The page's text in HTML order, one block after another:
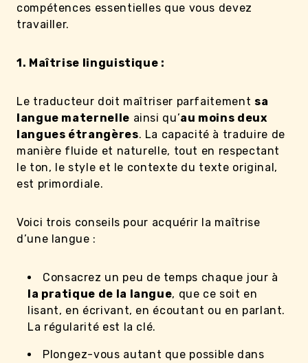
compétences essentielles que vous devez
travailler.
1. Maîtrise linguistique :
Le traducteur doit maîtriser parfaitement sa
langue maternelle ainsi qu’au moins deux
langues étrangères. La capacité à traduire de
manière fluide et naturelle, tout en respectant
le ton, le style et le contexte du texte original,
est primordiale.
Voici trois conseils pour acquérir la maîtrise
d’une langue :
Consacrez un peu de temps chaque jour à
la pratique de la langue, que ce soit en
lisant, en écrivant, en écoutant ou en parlant.
La régularité est la clé.
Plongez-vous autant que possible dans